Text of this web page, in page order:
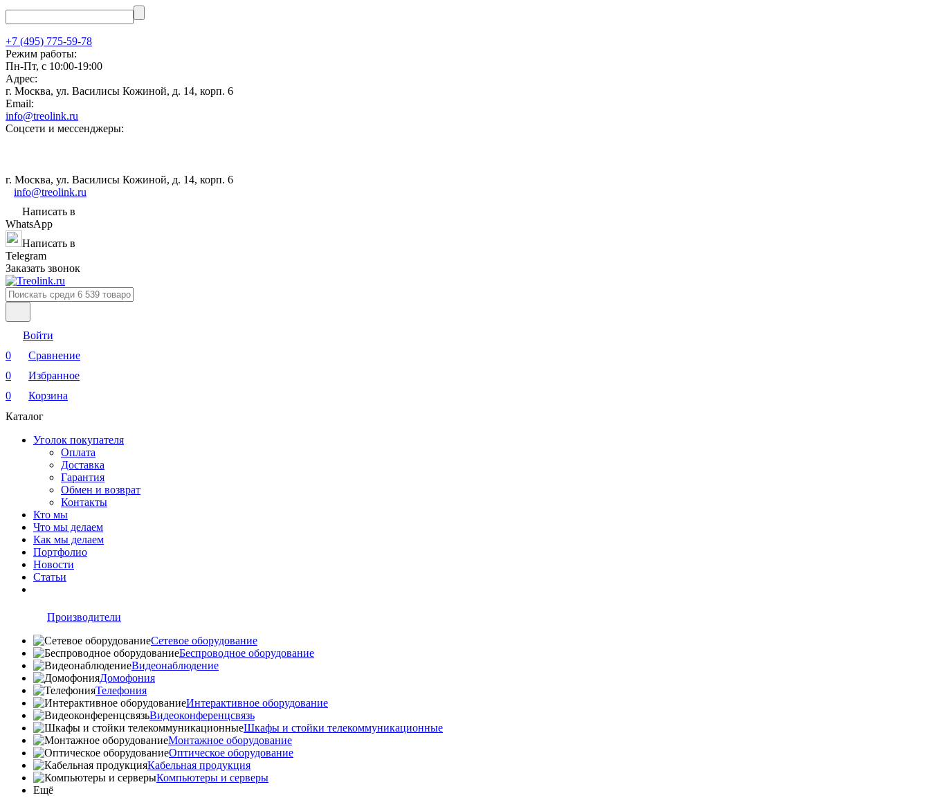
+7 (495) 775-59-78
Режим работы:
Пн-Пт, с 10:00-19:00
Адрес:
г. Москва, ул. Василисы Кожиной, д. 14, корп. 6
Email:
info@treolink.ru
Соцсети и мессенджеры:
г. Москва, ул. Василисы Кожиной, д. 14, корп. 6
info@treolink.ru
Написать в
WhatsApp
Написать в
Telegram
Заказать звонок
Войти
0
Сравнение
0
Избранное
0
Корзина
Каталог
Уголок покупателя
Оплата
Доставка
Гарантия
Обмен и возврат
Контакты
Кто мы
Что мы делаем
Как мы делаем
Портфолио
Новости
Статьи
Производители
Сетевое оборудование
Беспроводное оборудование
Видеонаблюдение
Домофония
Телефония
Интерактивное оборудование
Видеоконференцсвязь
Шкафы и стойки телекоммуникационные
Монтажное оборудование
Оптическое оборудование
Кабельная продукция
Компьютеры и серверы
Ещё